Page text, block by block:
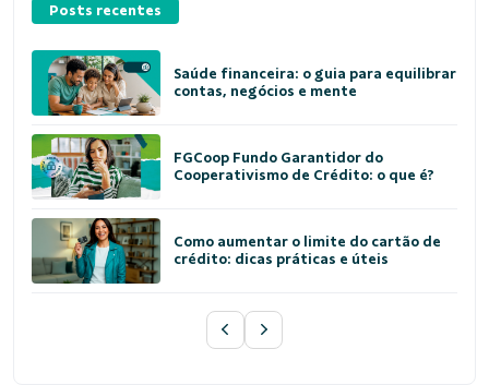
Posts recentes
Saúde financeira: o guia para equilibrar
contas, negócios e mente
FGCoop Fundo Garantidor do
Cooperativismo de Crédito: o que é?
Como aumentar o limite do cartão de
crédito: dicas práticas e úteis